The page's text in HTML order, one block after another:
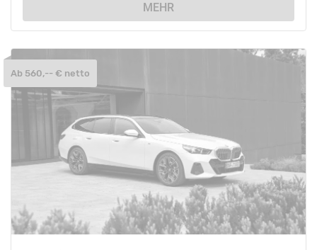
MEHR
Ab 560,-- € netto